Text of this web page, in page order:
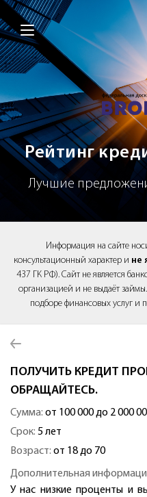
Brokery365 -
Рейтинг
Лучшие
Информация на сайте
консультационный характер и не
437 ГК РФ). Сайт не является
организацией и не выдаёт
подборе финансовых услуг и
ПОЛУЧИТЬ КРЕДИТ
ОБРАЩАЙТЕСЬ.
Сумма: от 100 000 до 2 000
Срок: 5 лет
Возраст: от 18 до 70
Дополнительная
У нас низкие проценты и